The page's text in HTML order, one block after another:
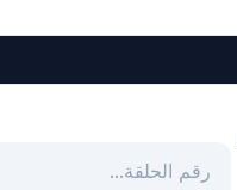
بحث عن حلقة بالرقم